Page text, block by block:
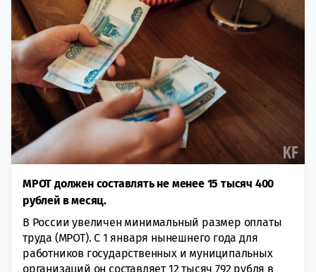
МРОТ должен составлять не менее 15 тысяч 400
рублей в месяц.
В России увеличен минимальный размер оплаты
труда (МРОТ). С 1 января нынешнего года для
работников государственных и муниципальных
организаций он составляет 12 тысяч 792 рубля в